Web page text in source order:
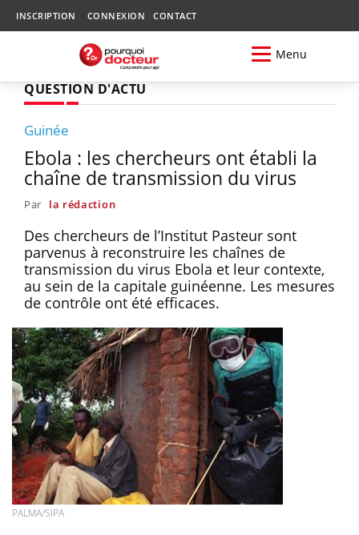
INSCRIPTION CONNEXION CONTACT
Menu
QUESTION D'ACTU
Guinée
Ebola : les chercheurs ont établi la
chaîne de transmission du virus
Par la rédaction
Des chercheurs de l’Institut Pasteur sont
parvenus à reconstruire les chaînes de
transmission du virus Ebola et leur contexte,
au sein de la capitale guinéenne. Les mesures
de contrôle ont été efficaces.
PALMA/SIPA